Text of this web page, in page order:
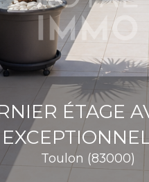
ÉTAGE
Toulon (83000)